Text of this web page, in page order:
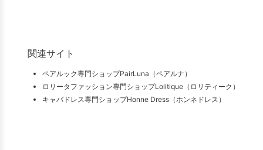
関連サイト
ペアルック専門ショップPairLuna（ペアルナ）
ロリータファッション専門ショップLolitique（ロリティーク）
キャバドレス専門ショップHonne Dress（ホンネドレス）